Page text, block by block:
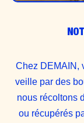
Chez DEMAIN,
veille par des
nous récoltons
ou récupérés